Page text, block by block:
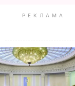
РЕКЛАМА